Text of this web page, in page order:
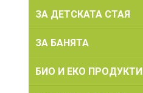
ЗА ДЕТСКАТА СТАЯ
ЗА БАНЯТА
БИО И ЕКО ПРОДУКТИ